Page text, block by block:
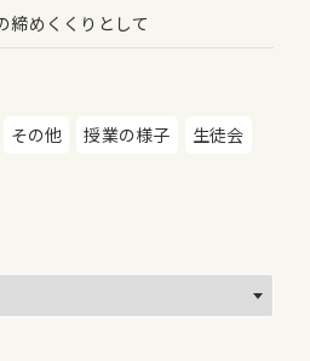
締めくくりとして
その他 授業の様子
生徒会